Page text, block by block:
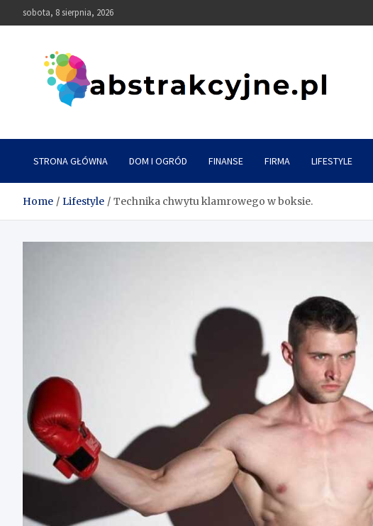
to
sobota, 8 sierpnia, 2026
Abstrakcyjne
STRONA GŁÓWNA DOM I OGRÓD FINANSE FIRMA LIFESTYLE
Home Lifestyle Technika chwytu klamrowego w boksie.